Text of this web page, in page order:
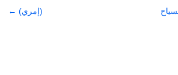
(إمري) ←